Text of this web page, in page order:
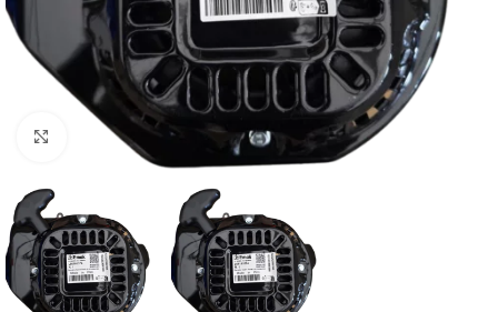
Klikni za uvećani prikaz